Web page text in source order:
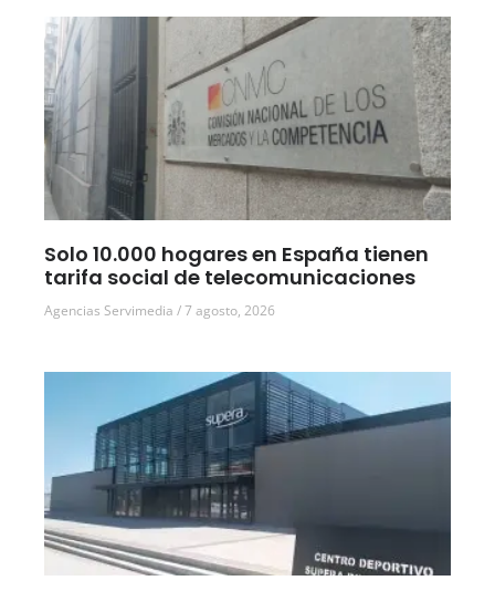
Solo 10.000 hogares en España tienen
tarifa social de telecomunicaciones
Agencias Servimedia 7 agosto, 2026